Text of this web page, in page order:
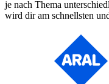
je nach Thema
wird dir am schnellsten